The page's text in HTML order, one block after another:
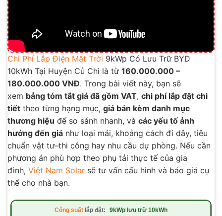
Chi Phí Lắp Điện Mặt Trời 9kWp Có Lưu Trữ BYD
10kWh Tại Huyện Củ Chi là từ 160.000.000 –
180.000.000 VNĐ. Trong bài viết này, bạn sẽ
xem bảng tóm tắt giá đã gồm VAT, chi phí lắp đặt chi
tiết theo từng hạng mục, giá bán kèm danh mục
thương hiệu để so sánh nhanh, và các yếu tố ảnh
hưởng đến giá như loại mái, khoảng cách đi dây, tiêu
chuẩn vật tư–thi công hay nhu cầu dự phòng. Nếu cần
phương án phù hợp theo phụ tải thực tế của gia
đình, Việt Nam Solar sẽ tư vấn cấu hình và báo giá cụ
thể cho nhà bạn.
Công suất lắp đặt: 9kWp lưu trữ 10kWh